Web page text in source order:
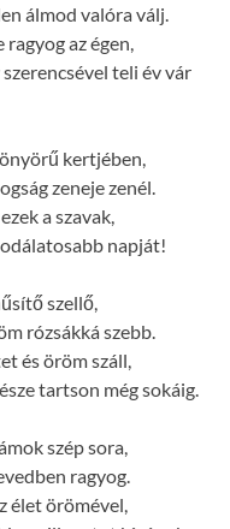
álmod valóra válj.
az égen,
teli év vár
kertjében,
zeneje zenél.
a szavak,
napját!
szellő,
rózsákká szebb.
és öröm száll,
tartson még sokáig.
szép sora,
ragyog.
élet örömével,